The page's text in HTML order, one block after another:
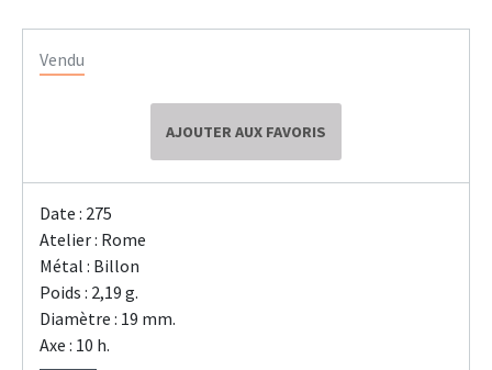
Vendu
AJOUTER AUX FAVORIS
Date : 275
Atelier : Rome
Métal : Billon
Poids : 2,19 g.
Diamètre : 19 mm.
Axe : 10 h.